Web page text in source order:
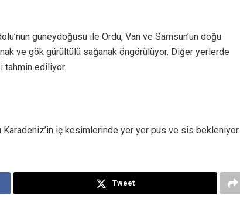
güneydoğusu ile Ordu, Van ve Samsun’un doğu
ve gök gürültülü sağanak öngörülüyor. Diğer yerlerde
tahmin ediliyor.
Karadeniz’in iç kesimlerinde yer yer pus ve sis bekleniyor.
Tweet